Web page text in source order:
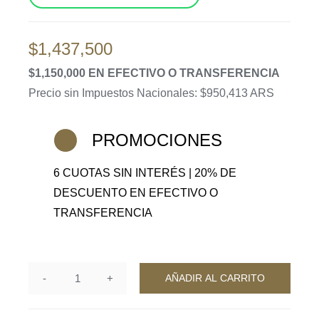
$1,437,500
$1,150,000 EN EFECTIVO O TRANSFERENCIA
Precio sin Impuestos Nacionales: $950,413 ARS
PROMOCIONES
6 CUOTAS SIN INTERÉS | 20% DE
DESCUENTO EN EFECTIVO O
TRANSFERENCIA
Silla
AÑADIR AL CARRITO